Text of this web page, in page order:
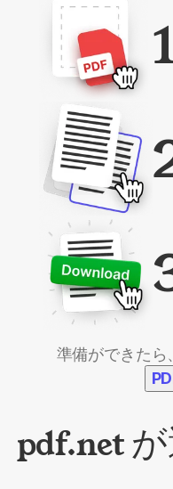
準備ができたら
pdf.net